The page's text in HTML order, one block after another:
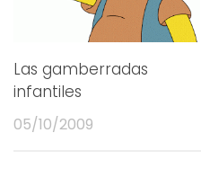
Las gamberradas
infantiles
05/10/2009